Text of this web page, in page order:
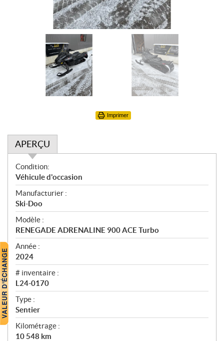
Imprimer
APERÇU
A
p
e
r
ç
u
Condition:
Véhicule d'occasion
Manufacturier :
Ski-Doo
Modèle :
RENEGADE ADRENALINE 900 ACE Turbo
Année :
2024
# inventaire :
L24-0170
Type :
Sentier
Kilométrage :
10 548 km